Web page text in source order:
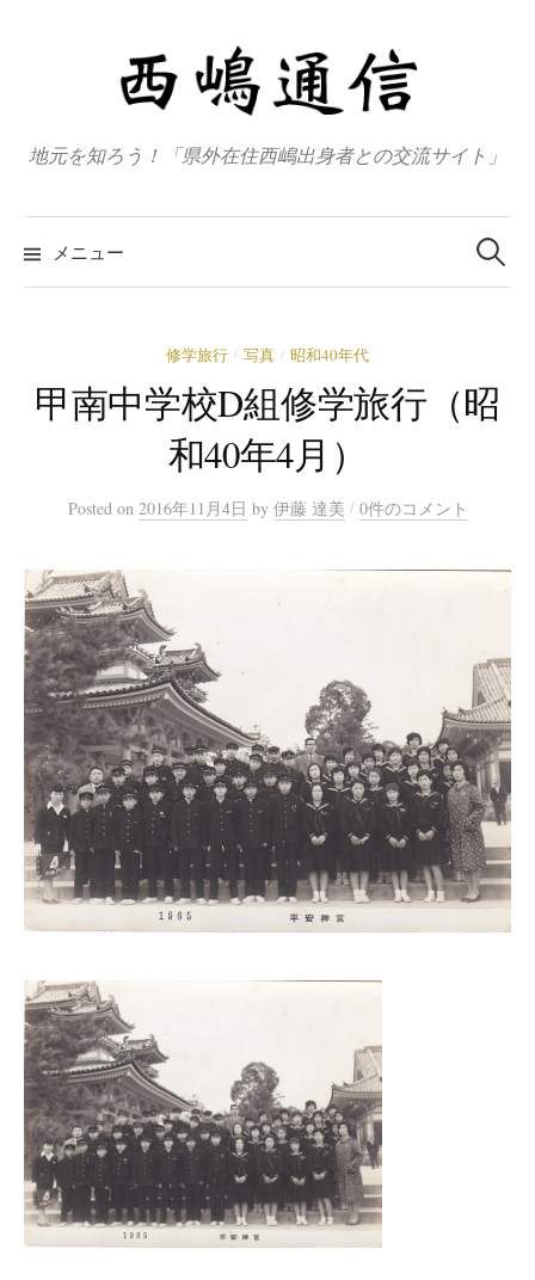
ツ
キ
地元を知ろう！「県外在住西嶋出身者との交流サイト」
メニュー 索
修学旅行 / 写真 / 昭和40年代
甲南中学校D組修学旅行（昭
和40年4月）
Posted on 2016年11月4日 by 伊藤 達美 / 0件のコメント